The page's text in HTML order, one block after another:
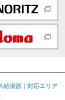
給湯器｜ 対応エリア